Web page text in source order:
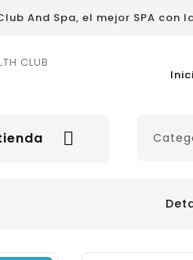
And Spa, el mejor SPA con
